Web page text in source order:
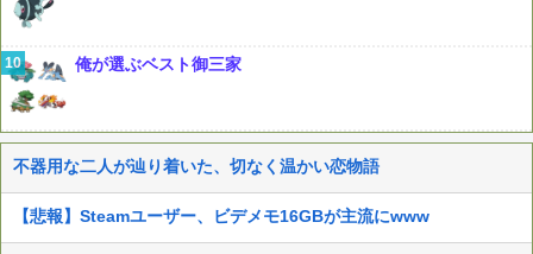
俺が選ぶベスト御三家
不器用な二人が辿り着いた、切なく温かい恋物語
【悲報】Steamユーザー、ビデメモ16GBが主流にwww